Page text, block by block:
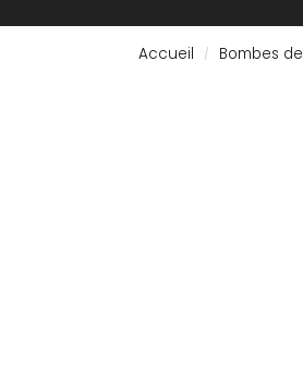
Accueil / Bombes